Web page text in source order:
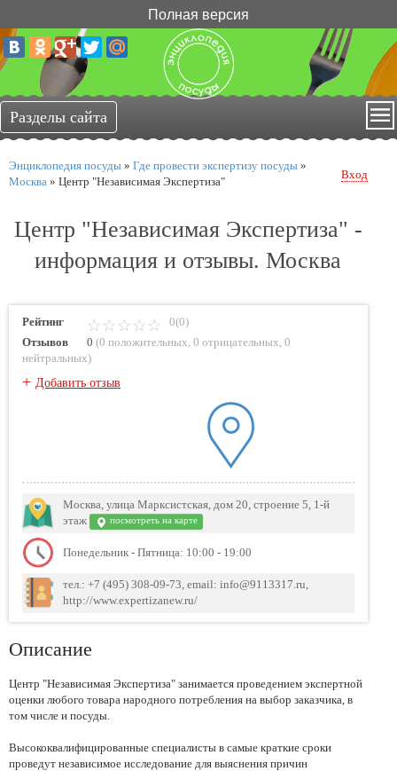
Полная версия
Энциклопедия посуды » Где провести экспертизу посуды »
Москва » Центр "Независимая Экспертиза"
Вход
Центр "Независимая Экспертиза" -
информация и отзывы. Москва
Рейтинг
0(0)
Отзывов
0 (0 положительных 0 отрицательных 0
нейтральных)
+ Добавить отзыв
Москва, улица Марксистская, дом 20, строение 5, 1-й
этаж
посмотреть на карте
Понедельник - Пятница: 10:00 - 19:00
тел.: +7 (495) 308-09-73, email: info@9113317.ru,
http://www.expertizanew.ru/
Описание
Центр "Независимая Экспертиза" занимается проведением экспертной
оценки любого товара народного потребления на выбор заказчика, в
том числе и посуды.
Высококвалифицированные специалисты в самые краткие сроки
проведут независимое исследование для выяснения причин